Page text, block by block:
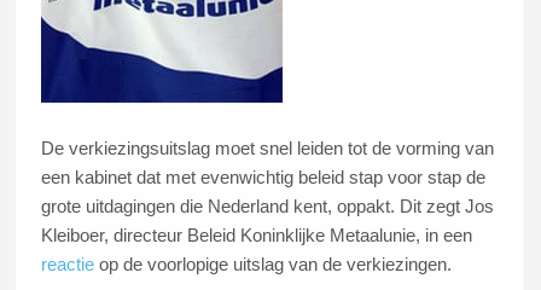
De verkiezingsuitslag moet snel leiden tot de vorming van
een kabinet dat met evenwichtig beleid stap voor stap de
grote uitdagingen die Nederland kent, oppakt. Dit zegt Jos
Kleiboer, directeur Beleid Koninklijke Metaalunie, in een
reactie op de voorlopige uitslag van de verkiezingen.